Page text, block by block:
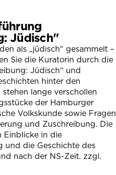
Jüdisch"
als „jüdisch“ gesammelt –
Sie die Kuratorin durch die
Jüdisch“ und
hinter den
lange verschollen
der Hamburger
Volkskunde sowie Fragen
und Zuschreibung. Die
Einblicke in die
und die Geschichte des
nach der NS-Zeit. zzgl.